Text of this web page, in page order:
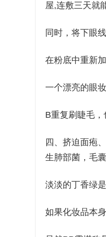
屋,连敷三天就
同时，将下眼
在粉底中重新
一个漂亮的眼
B重复刷睫毛
四、挤迫面疱
生肺部菌，毛
淡淡的丁香绿
如果化妆品本